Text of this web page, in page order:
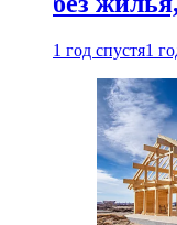
1 год спустя1